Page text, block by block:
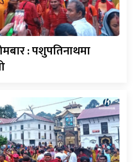
: पशुपतिनाथमा